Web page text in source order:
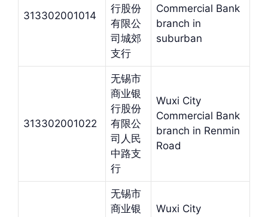
313302001014
行股份
有限公
司城郊
支行
Commercial Bank
branch in
suburban
313302001022
无锡市
商业银
行股份
有限公
司人民
中路支
行
Wuxi City
Commercial Bank
branch in Renmin
Road
无锡市
商业银
Wuxi City